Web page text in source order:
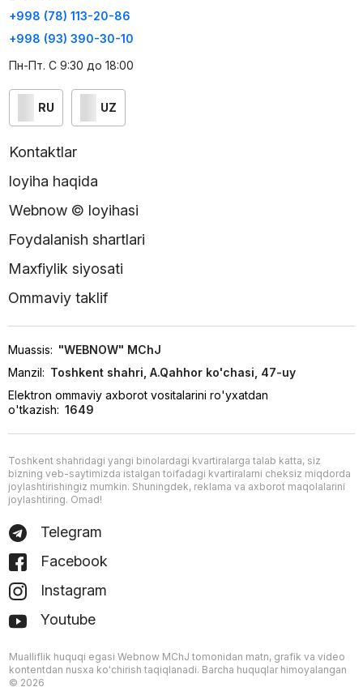
+998 (78) 113-20-86
+998 (93) 390-30-10
Пн-Пт. С 9:30 до 18:00
RU UZ
Kontaktlar
loyiha haqida
Webnow © loyihasi
Foydalanish shartlari
Maxfiylik siyosati
Ommaviy taklif
Muassis: "WEBNOW" MChJ
Manzil: Toshkent shahri, A.Qahhor ko'chasi, 47-uy
Elektron ommaviy axborot vositalarini ro'yxatdan
o'tkazish: 1649
Toshkent shahridagi yangi binolardagi kvartiralarga talab katta, siz
bizning veb-saytimizda istalgan toifadagi kvartiralarni cheksiz miqdorda
joylashtirishingiz mumkin. Shuningdek, reklama va axborot maqolalarini
joylashtiring. Omad!
Telegram
Facebook
Instagram
Youtube
Mualliflik huquqi egasi Webnow MChJ tomonidan matn, grafik va video
kontentdan nusxa ko'chirish taqiqlanadi. Barcha huquqlar himoyalangan
© 2026